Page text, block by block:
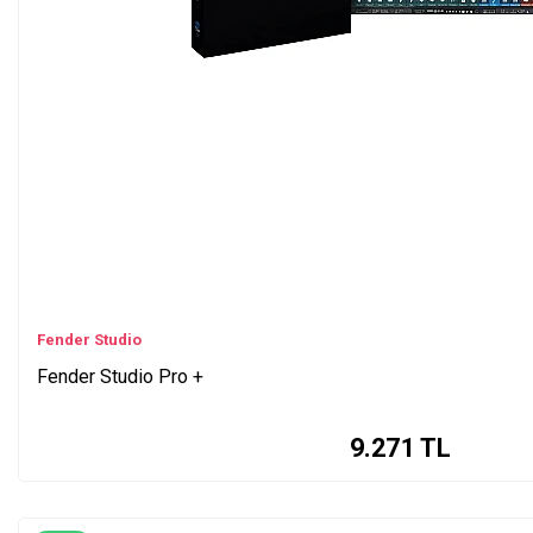
Fender Studio
Fender Studio Pro +
9.271 TL